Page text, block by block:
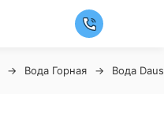
Вода Горная Вода